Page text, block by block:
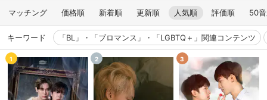
マッチング 価格順 新着順 更新順 人気順 評価順 50
キーワード 「BL」・「ブロマンス」・「LGBTQ＋」関連コンテンツ
1 2 3